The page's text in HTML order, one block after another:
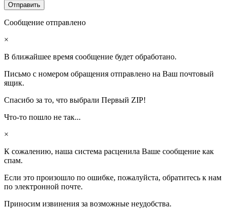
Сообщение отправлено
×
В ближайшее время сообщение будет обработано.
Письмо с номером обращения отправлено на Ваш почтовый
ящик.
Спасибо за то, что выбрали Первый ZIP!
Что-то пошло не так...
×
К сожалению, наша система расценила Ваше сообщение как
спам.
Если это произошло по ошибке, пожалуйста, обратитесь к нам
по электронной почте.
Приносим извинения за возможные неудобства.